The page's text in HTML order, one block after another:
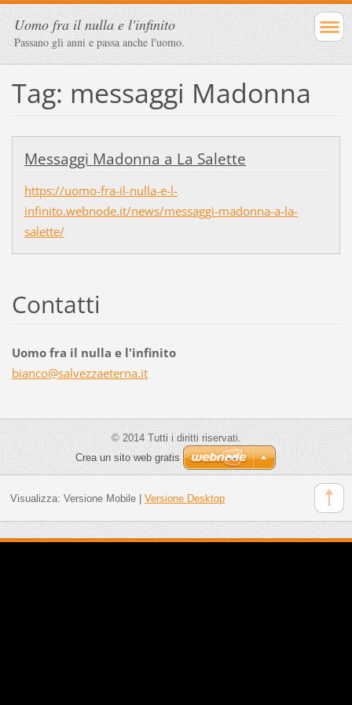
Uomo fra il nulla e l'infinito
Passano gli anni e passa anche l'uomo.
Tag: messaggi Madonna
Messaggi Madonna a La Salette
https://uomo-fra-il-nulla-e-l-
infinito.webnode.it/news/messaggi-madonna-a-la-
salette/
Contatti
Uomo fra il nulla e l'infinito
bianco@salvezzaeterna.it
© 2014 Tutti i diritti riservati.
Crea un sito web gratis
Visualizza: Versione Mobile| Versione Desktop